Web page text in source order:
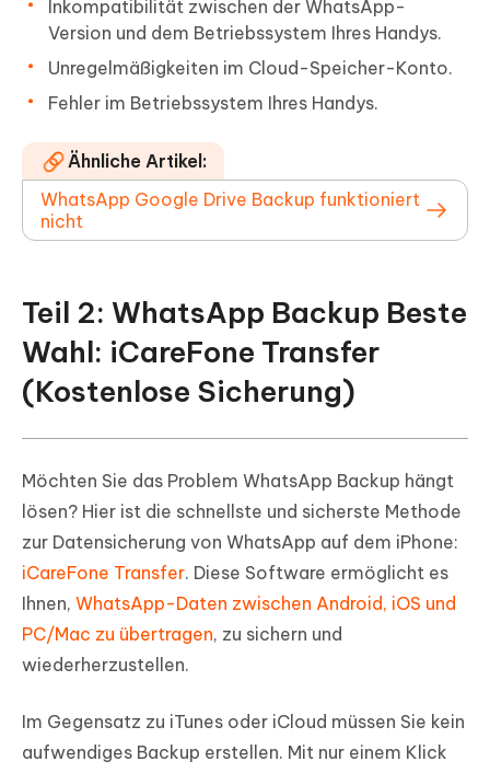
Inkompatibilität zwischen der WhatsApp-
Version und dem Betriebssystem Ihres Handys.
Unregelmäßigkeiten im Cloud-Speicher-Konto.
Fehler im Betriebssystem Ihres Handys.
Ähnliche Artikel:
WhatsApp Google Drive Backup funktioniert
nicht
Teil 2: WhatsApp Backup Beste
Wahl: iCareFone Transfer
(Kostenlose Sicherung)
Möchten Sie das Problem WhatsApp Backup hängt
lösen? Hier ist die schnellste und sicherste Methode
zur Datensicherung von WhatsApp auf dem iPhone:
iCareFone Transfer. Diese Software ermöglicht es
Ihnen, WhatsApp-Daten zwischen Android, iOS und
PC/Mac zu übertragen, zu sichern und
wiederherzustellen.
Im Gegensatz zu iTunes oder iCloud müssen Sie kein
aufwendiges Backup erstellen. Mit nur einem Klick